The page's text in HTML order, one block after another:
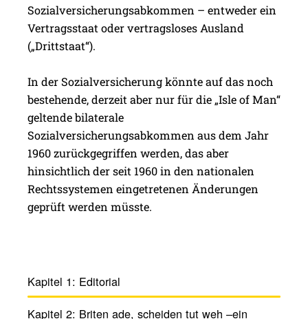
Sozialversicherungsabkommen – entweder ein
Vertragsstaat oder vertragsloses Ausland
(„Drittstaat“).
In der Sozialversicherung könnte auf das noch
bestehende, derzeit aber nur für die „Isle of Man“
geltende bilaterale
Sozialversicherungsabkommen aus dem Jahr
1960 zurückgegriffen werden, das aber
hinsichtlich der seit 1960 in den nationalen
Rechtssystemen eingetretenen Änderungen
geprüft werden müsste.
Kapitel 1: Edito­rial
Kapitel 2: Briten ade, scheiden tut weh –ein